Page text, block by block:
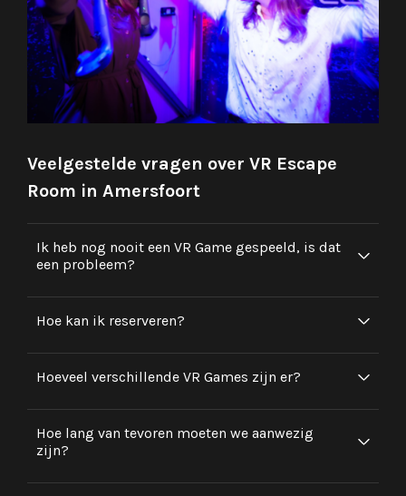
Veelgestelde vragen over VR Escape
Room in Amersfoort
Ik heb nog nooit een VR Game gespeeld, is dat
een probleem?
Hoe kan ik reserveren?
Hoeveel verschillende VR Games zijn er?
Hoe lang van tevoren moeten we aanwezig
zijn?